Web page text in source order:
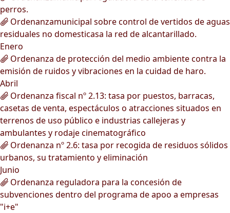
perros.
Ordenanzamunicipal sobre control de vertidos de aguas
residuales no domesticasa la red de alcantarillado.
Enero
Ordenanza de protección del medio ambiente contra la
emisión de ruidos y vibraciones en la cuidad de haro.
Abril
Ordenanza fiscal nº 2.13: tasa por puestos, barracas,
casetas de venta, espectáculos o atracciones situados en
terrenos de uso público e industrias callejeras y
ambulantes y rodaje cinematográfico
Ordenanza nº 2.6: tasa por recogida de residuos sólidos
urbanos, su tratamiento y eliminación
Junio
Ordenanza reguladora para la concesión de
subvenciones dentro del programa de apoo a empresas
"i+e"